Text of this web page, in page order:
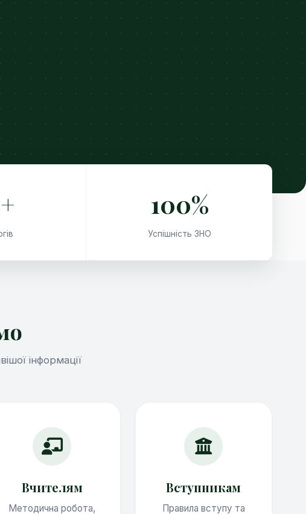
100%
Успішність ЗНО
інформації
Вчителям
Методична робота,
Вступникам
Правила вступу та